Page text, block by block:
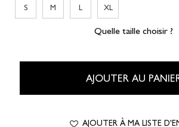
S M L XL
Quelle taille choisir ?
AJOUTER AU
AJOUTER À MA LISTE